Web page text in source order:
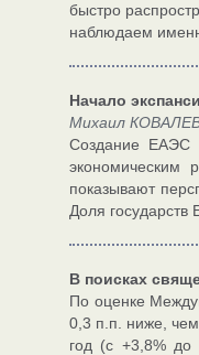
быстро
наблюдаем
Начало
Михаил
Создание ЕАЭС
экономическим
показывают
Доля
В поисках
По оценке
0,3 п.п. ниже,
год (с +3,8% до